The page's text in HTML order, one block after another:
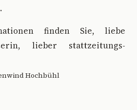
finden Sie, liebe
lieber stattzeitungs-
Hochbühl